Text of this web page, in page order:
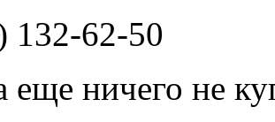
132-62-50
еще ничего не